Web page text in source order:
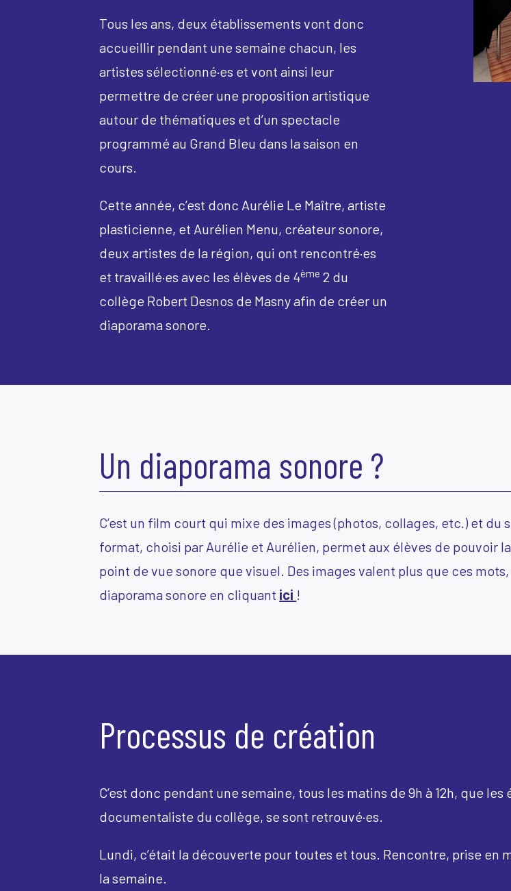
Tous les ans, deux établissements vont donc
accueillir pendant une semaine chacun, les
artistes sélectionné·es et vont ainsi leur
permettre de créer une proposition artistique
autour de thématiques et d’un spectacle
programmé au Grand Bleu dans la saison en
cours.
Cette année, c’est donc Aurélie Le Maître, artiste
plasticienne, et Aurélien Menu, créateur sonore,
deux artistes de la région, qui ont rencontré·es
et travaillé·es avec les élèves de 4ème 2 du
collège Robert Desnos de Masny afin de créer un
diaporama sonore.
Un diaporama sonore ?
C’est un film court qui mixe des images (photos, collages, etc.) et du
format, choisi par Aurélie et Aurélien, permet aux élèves de pouvoir
point de vue sonore que visuel. Des images valent plus que ces
diaporama sonore en cliquant ici !
Processus de création
C’est donc pendant une semaine, tous les matins de 9h à 12h, que
documentaliste du collège, se sont retrouvé·es.
Lundi, c’était la découverte pour toutes et tous. Rencontre, prise en
la semaine.